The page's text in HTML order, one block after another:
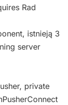
Rad
istnieją 3
server
private